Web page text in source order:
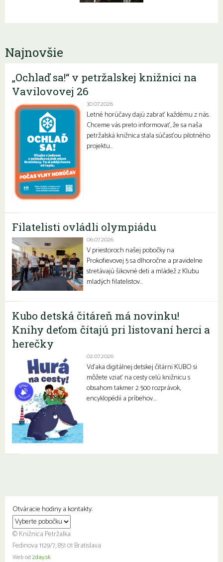
Najnovšie
„Ochlaď sa!“ v petržalskej knižnici na
Vavilovovej 26
30.07.2026
Letné horúčavy dajú zabrať každému z nás.
Chceme vás preto informovať, že sa naša
petržalská knižnica stala súčasťou pilotného
projektu…
Filatelisti ovládli olympiádu
06.07.2026
V priestoroch našej pobočky na
Prokofievovej 5 sa dlhoročne a pravidelne
stretávajú šikovné deti a mládež z Klubu
mladých filatelistov…
Kubo detská čitáreň má novinku!
Knihy deťom čítajú pri listovaní herci a
herečky
02.07.2026
Vďaka digitálnej detskej čitárni KUBO si
môžete vziať na cesty celú knižnicu s
obsahom takmer 2 500 rozprávok,
encyklopédií a príbehov….
Otváracie hodiny a kontakty:
© Knižnica Petržalka
Fedinova 1129/7, 851 01 Bratislava
Web od 2day.sk